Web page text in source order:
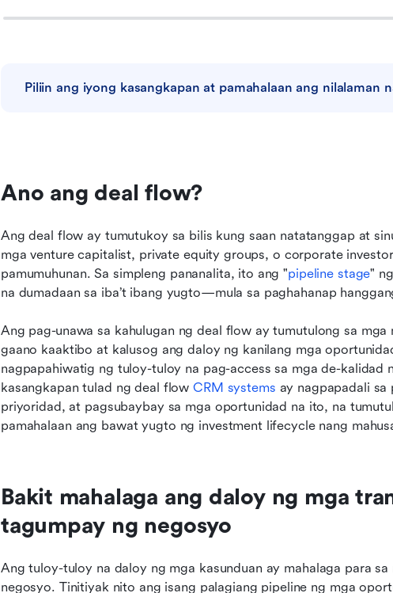
Piliin ang iyong kasangkapan at pamahalaan ang nilalaman
Ano ang deal flow?
Ang deal flow ay tumutukoy sa bilis kung saan natatanggap at
mga venture capitalist, private equity groups, o corporate
pamumuhunan. Sa simpleng pananalita, ito ang "pipeline stage"
na dumadaan sa iba’t ibang yugto—mula sa paghahanap
Ang pag-unawa sa kahulugan ng deal flow ay tumutulong sa mga
gaano kaaktibo at kalusog ang daloy ng kanilang mga
nagpapahiwatig ng tuloy-tuloy na pag-access sa mga de-kalidad
kasangkapan tulad ng deal flow CRM systems ay nagpapadali
priyoridad, at pagsubaybay sa mga oportunidad na ito, na
pamahalaan ang bawat yugto ng investment lifecycle nang
Bakit mahalaga ang daloy ng mga
tagumpay ng negosyo
Ang tuloy-tuloy na daloy ng mga kasunduan ay mahalaga para
negosyo. Tinitiyak nito ang isang palagiang pipeline ng mga